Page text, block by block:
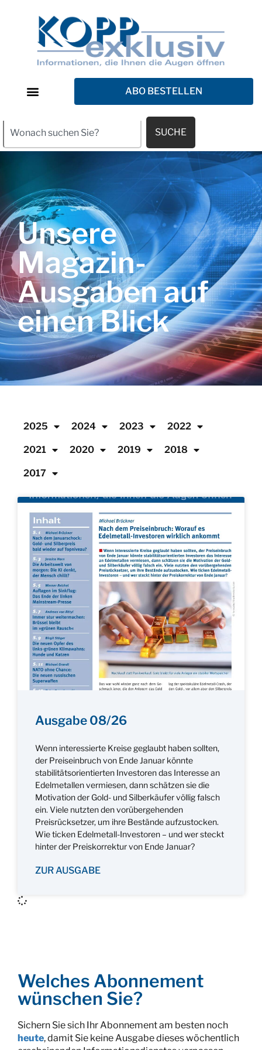
ABO BESTELLEN
SUCHE
Unsere
Magazin-
Ausgaben auf
einen Blick
2025 2024 2023 2022
2021 2020 2019 2018
2017
Ausgabe 08/26
Wenn interessierte Kreise geglaubt haben sollten,
der Preiseinbruch von Ende Januar könnte
stabilitätsorientierten Investoren das Interesse an
Edelmetallen vermiesen, dann schätzen sie die
Motivation der Gold- und Silberkäufer völlig falsch
ein. Viele nutzten den vorübergehenden
Preisrücksetzer, um ihre Bestände aufzustocken.
Wie ticken Edelmetall-Investoren – und wer steckt
hinter der Preiskorrektur von Ende Januar?
ZUR AUSGABE
Welches Abonnement
wünschen Sie?
Sichern Sie sich Ihr Abonnement am besten noch
heute, damit Sie keine Ausgabe dieses wöchentlich